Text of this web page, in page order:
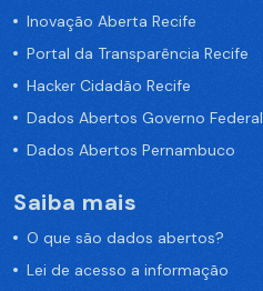
Inovação Aberta Recife
Portal da Transparência Recife
Hacker Cidadão Recife
Dados Abertos Governo Federal
Dados Abertos Pernambuco
Saiba mais
O que são dados abertos?
Lei de acesso a informação